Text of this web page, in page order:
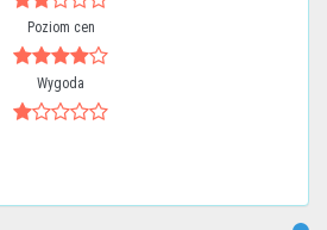
Poziom cen
Wygoda